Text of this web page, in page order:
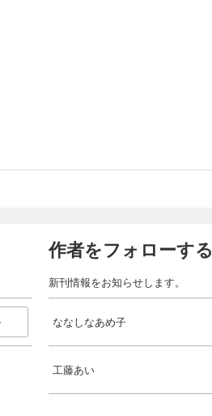
作者をフォローする
新刊情報をお知らせします。
ななしなあめ子
工藤あい